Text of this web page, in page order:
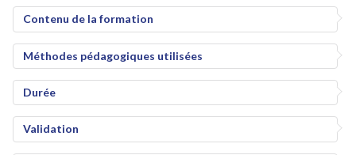
Contenu de la formation
Méthodes pédagogiques utilisées
Durée
Validation